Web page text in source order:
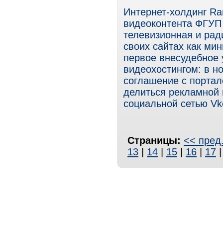
Интернет-холдинг
видеоконтента ФГУП
телевизионная и
своих сайтах как
первое
видеохостингом: в
соглашение с
делиться
социальной сетью
Страницы: <<
13
14 15 16 17